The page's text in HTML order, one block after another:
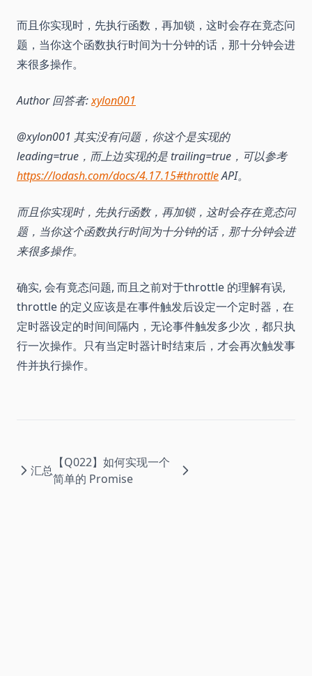
而且你实现时，先执行函数，再加锁，这时会存在竟态问
题，当你这个函数执行时间为十分钟的话，那十分钟会进
来很多操作。
Author 回答者:xylon001
@xylon001 其实没有问题，你这个是实现的
leading=true，而上边实现的是 trailing=true，可以参考
https://lodash.com/docs/4.17.15#throttleAPI。
而且你实现时，先执行函数，再加锁，这时会存在竟态问
题，当你这个函数执行时间为十分钟的话，那十分钟会进
来很多操作。
确实, 会有竟态问题, 而且之前对于throttle 的理解有误,
throttle 的定义应该是在事件触发后设定一个定时器，在
定时器设定的时间间隔内，无论事件触发多少次，都只执
行一次操作。只有当定时器计时结束后，才会再次触发事
件并执行操作。
汇总
【Q022】如何实现一个
简单的 Promise